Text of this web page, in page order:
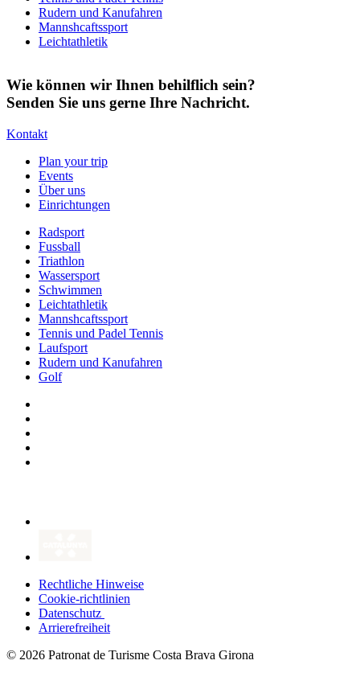
Rudern und Kanufahren
Mannshcaftssport
Leichtathletik
Wie können wir Ihnen behilflich sein?
Senden Sie uns gerne Ihre Nachricht.
Kontakt
Plan your trip
Events
Über uns
Einrichtungen
Radsport
Fussball
Triathlon
Wassersport
Schwimmen
Leichtathletik
Mannshcaftssport
Tennis und Padel Tennis
Laufsport
Rudern und Kanufahren
Golf
Rechtliche Hinweise
Cookie-richtlinien
Datenschutz
Arrierefreiheit
© 2026 Patronat de Turisme Costa Brava Girona